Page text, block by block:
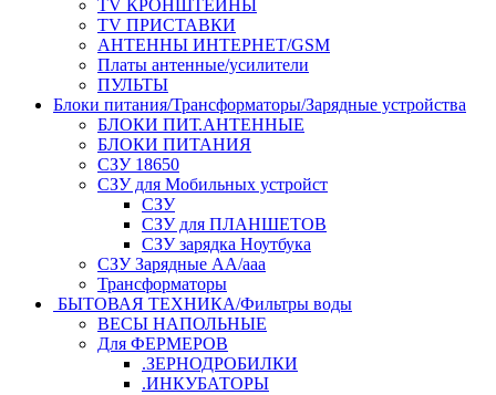
TV КРОНШТЕЙНЫ
TV ПРИСТАВКИ
АНТЕННЫ ИНТЕРНЕТ/GSM
Платы антенные/усилители
ПУЛЬТЫ
Блоки питания/Трансформаторы/Зарядные устройства
БЛОКИ ПИТ.АНТЕННЫЕ
БЛОКИ ПИТАНИЯ
СЗУ 18650
СЗУ для Мобильных устройст
СЗУ
СЗУ для ПЛАНШЕТОВ
СЗУ зарядка Ноутбука
СЗУ Зарядные АА/ааа
Трансформаторы
БЫТОВАЯ ТЕХНИКА/Фильтры воды
ВЕСЫ НАПОЛЬНЫЕ
Для ФЕРМЕРОВ
.ЗЕРНОДРОБИЛКИ
.ИНКУБАТОРЫ